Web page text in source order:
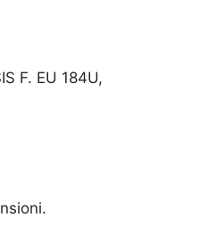
F. EU 184U,